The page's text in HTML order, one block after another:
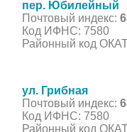
пер. Юбилейный
Почтовый индекс:
Код ИФНС: 7580
Районный код
ул. Грибная
Почтовый индекс:
Код ИФНС: 7580
Районный код